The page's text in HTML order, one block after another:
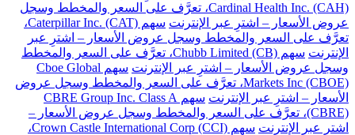
Cardinal Health Inc. (CAH)، تعرَّف على السعر والمخطط وسجل
عروض الأسعار – اشترِ عبر الإنترنت
سهم Caterpillar Inc. (CAT)،
تعرَّف على السعر والمخطط وسجل عروض الأسعار – اشترِ عبر
الإنترنت
سهم Chubb Limited (CB)، تعرَّف على السعر والمخطط
وسجل عروض الأسعار – اشترِ عبر الإنترنت
سهم Cboe Global
Markets Inc (CBOE)، تعرَّف على السعر والمخطط وسجل عروض
الأسعار – اشترِ عبر الإنترنت
سهم CBRE Group Inc. Class A
(CBRE)، تعرَّف على السعر والمخطط وسجل عروض الأسعار –
اشترِ عبر الإنترنت
سهم Crown Castle International Corp (CCI)،